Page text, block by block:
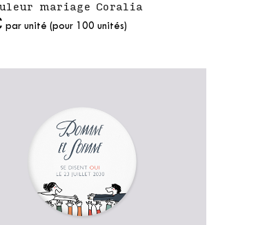
mariage Coralia
par unité (pour 100 unités)